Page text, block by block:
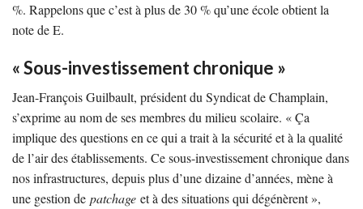
%. Rappelons que c’est à plus de 30 % qu’une école obtient la
note de E.
« Sous-investissement chronique »
Jean-François Guilbault, président du Syndicat de Champlain,
s’exprime au nom de ses membres du milieu scolaire. « Ça
implique des questions en ce qui a trait à la sécurité et à la qualité
de l’air des établissements. Ce sous-investissement chronique dans
nos infrastructures, depuis plus d’une dizaine d’années, mène à
une gestion de patchage et à des situations qui dégénèrent »,